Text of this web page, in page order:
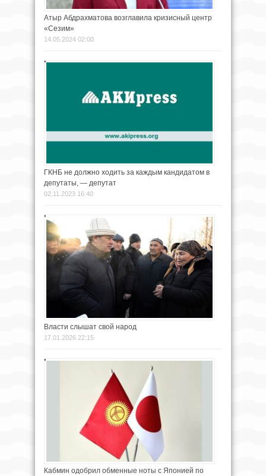
Атыр Абдрахматова возглавила кризисный центр
«Сезим»
14.05.2024 02:00
ГКНБ не должно ходить за каждым кандидатом в
депутаты, — депутат
02.11.2023 16:40
Власти слышат свой народ
17.01.2026 22:15
Кабмин одобрил обменные ноты с Японией по